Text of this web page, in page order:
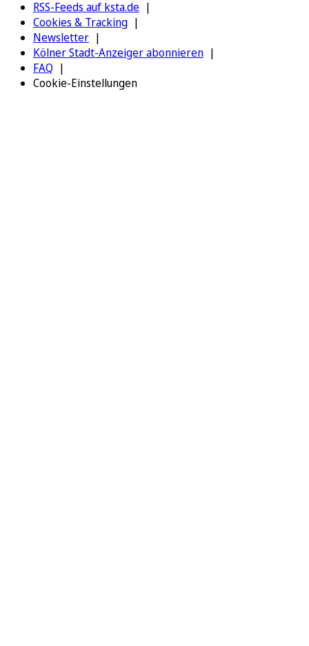
RSS-Feeds auf ksta.de
Cookies & Tracking
Newsletter
Kölner Stadt-Anzeiger abonnieren
FAQ
Cookie-Einstellungen